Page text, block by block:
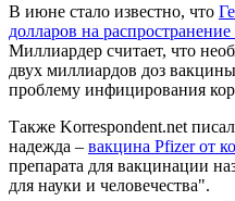
В июне стало известно, что
долларов на
Миллиардер считает, что
двух миллиардов доз
проблему инфицирования
Также Korrespondent.net
надежда – вакцина Pfizer от
препарата для вакцинации
для науки и человечества".